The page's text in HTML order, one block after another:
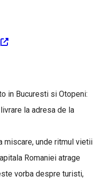
in Bucuresti si Otopeni:
la adresa de la
miscare, unde ritmul vietii
Romaniei atrage
vorba despre turisti,